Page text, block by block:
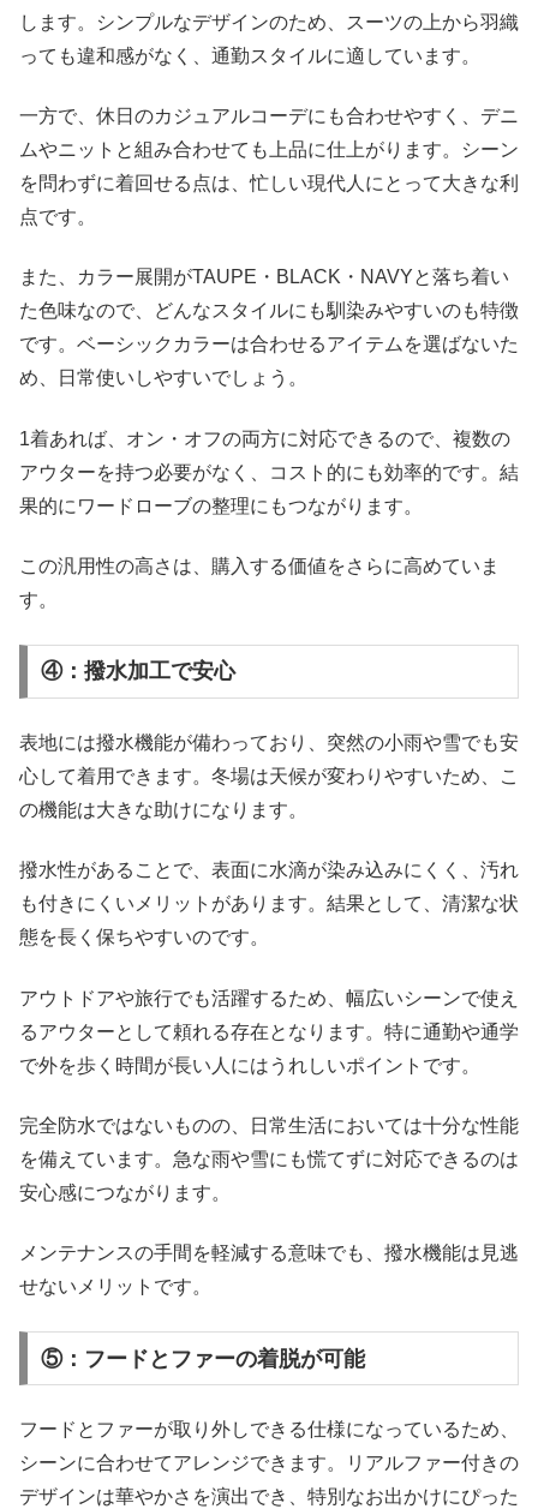
します。シンプルなデザインのため、スーツの上から羽織
っても違和感がなく、通勤スタイルに適しています。
一方で、休日のカジュアルコーデにも合わせやすく、デニ
ムやニットと組み合わせても上品に仕上がります。シーン
を問わずに着回せる点は、忙しい現代人にとって大きな利
点です。
また、カラー展開がTAUPE・BLACK・NAVYと落ち着い
た色味なので、どんなスタイルにも馴染みやすいのも特徴
です。ベーシックカラーは合わせるアイテムを選ばないた
め、日常使いしやすいでしょう。
1着あれば、オン・オフの両方に対応できるので、複数の
アウターを持つ必要がなく、コスト的にも効率的です。結
果的にワードローブの整理にもつながります。
この汎用性の高さは、購入する価値をさらに高めていま
す。
④：撥水加工で安心
表地には撥水機能が備わっており、突然の小雨や雪でも安
心して着用できます。冬場は天候が変わりやすいため、こ
の機能は大きな助けになります。
撥水性があることで、表面に水滴が染み込みにくく、汚れ
も付きにくいメリットがあります。結果として、清潔な状
態を長く保ちやすいのです。
アウトドアや旅行でも活躍するため、幅広いシーンで使え
るアウターとして頼れる存在となります。特に通勤や通学
で外を歩く時間が長い人にはうれしいポイントです。
完全防水ではないものの、日常生活においては十分な性能
を備えています。急な雨や雪にも慌てずに対応できるのは
安心感につながります。
メンテナンスの手間を軽減する意味でも、撥水機能は見逃
せないメリットです。
⑤：フードとファーの着脱が可能
フードとファーが取り外しできる仕様になっているため、
シーンに合わせてアレンジできます。リアルファー付きの
デザインは華やかさを演出でき、特別なお出かけにぴった